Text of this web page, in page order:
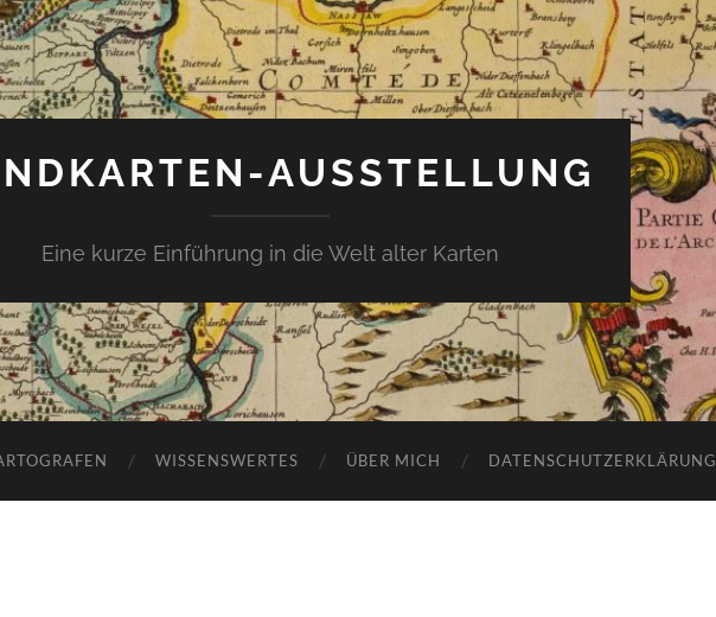
AUSSTELLUNG
Eine kurze Einführung in die Welt alter Karten
WISSENSWERTES ÜBER MICH DATENSCHUTZERKLÄRUNG